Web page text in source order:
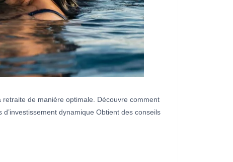
retraite de manière optimale. Découvre comment
dynamique Obtient des conseils